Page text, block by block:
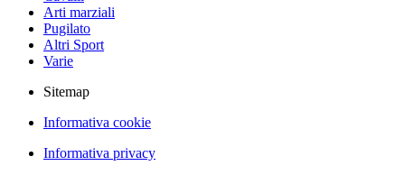
Arti marziali
Pugilato
Altri Sport
Varie
Sitemap
Informativa cookie
Informativa privacy